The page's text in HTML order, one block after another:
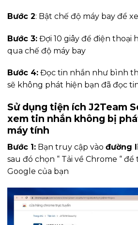
Bước 2: Bật chế độ máy bay để
Bước 3: Đợi 10 giây để điện thoại
qua chế độ máy bay
Bước 4: Đọc tin nhắn như bình
sẽ không phát hiện bạn đã đọc
Sử dụng tiện ích J2Team
xem tin nhắn không bị
máy tính
Bước 1: Bạn truy cập vào đường
sau đó chọn “ Tải về Chrome “ để
Google của bạn